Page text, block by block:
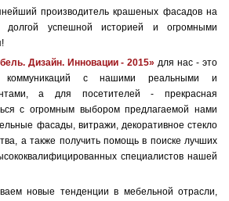
производитель крашеных фасадов на
успешной историей и огромными
Дизайн. Инновации - 2015» для нас - это
коммуникаций с нашими реальными и
а для посетителей - прекрасная
с огромным выбором предлагаемой нами
фасады, витражи, декоративное стекло
а также получить помощь в поиске лучших
специалистов нашей
новые тенденции в мебельной отрасли,